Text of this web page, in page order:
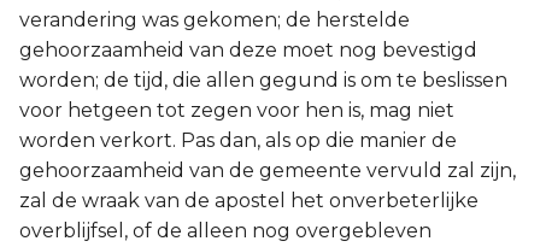
verandering was gekomen; de herstelde
gehoorzaamheid van deze moet nog bevestigd
worden; de tijd, die allen gegund is om te beslissen
voor hetgeen tot zegen voor hen is, mag niet
worden verkort. Pas dan, als op die manier de
gehoorzaamheid van de gemeente vervuld zal zijn,
zal de wraak van de apostel het onverbeterlijke
overblijfsel, of de alleen nog overgebleven